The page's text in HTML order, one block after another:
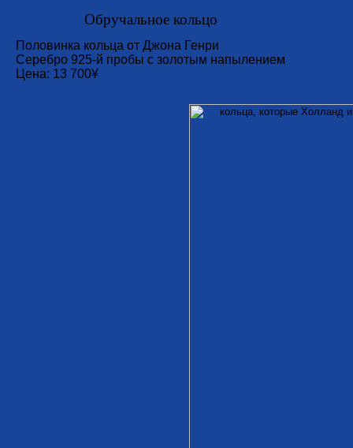
Обручальное кольцо
Половинка кольца от Джона Генри
Серебро 925-й пробы с золотым напылением
Цена: 13 700¥